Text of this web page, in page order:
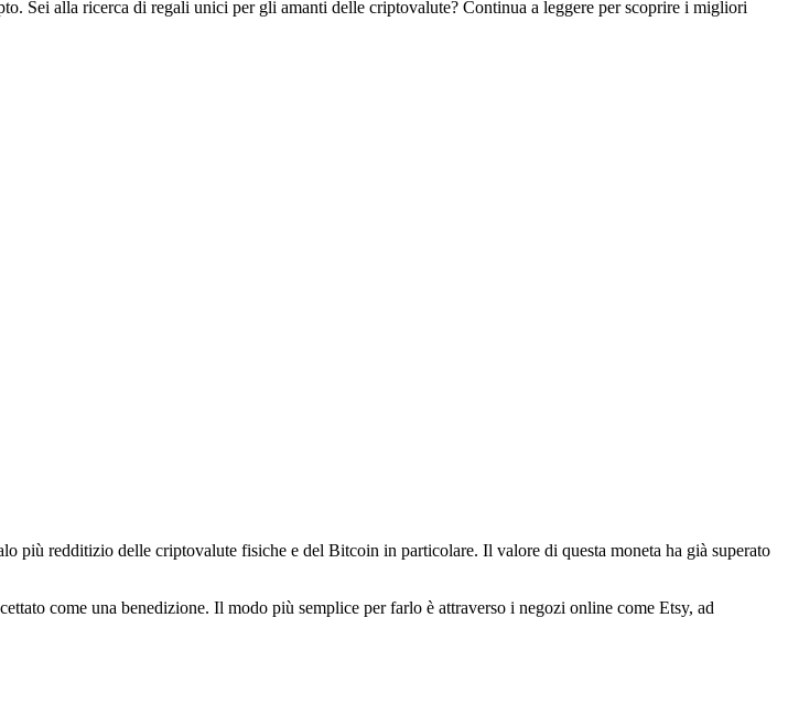
Sei alla ricerca di regali unici per gli amanti delle criptovalute? Continua a leggere per scoprire i migliori
più redditizio delle criptovalute fisiche e del Bitcoin in particolare. Il valore di questa moneta ha già superato
come una benedizione. Il modo più semplice per farlo è attraverso i negozi online come Etsy, ad